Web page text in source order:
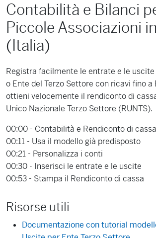
Contabilità e Bilanci
Piccole Associazioni
(Italia)
Registra facilmente le entrate e le uscite
o Ente del Terzo Settore con ricavi fino a
ottieni velocemente il rendiconto di
Unico Nazionale Terzo Settore (RUNTS).
00:00 - Contabilità e Rendiconto di
00:11 - Usa il modello già predisposto
00:21 - Personalizza i conti
00:30 - Inserisci le entrate e le uscite
00:53 - Stampa il Rendiconto di cassa
Risorse utili
Documentazione con tutorial